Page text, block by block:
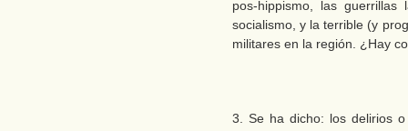
pos-hippismo, las guerrillas
socialismo, y la terrible (y
militares en la región. ¿Hay
3. Se ha dicho: los delirios